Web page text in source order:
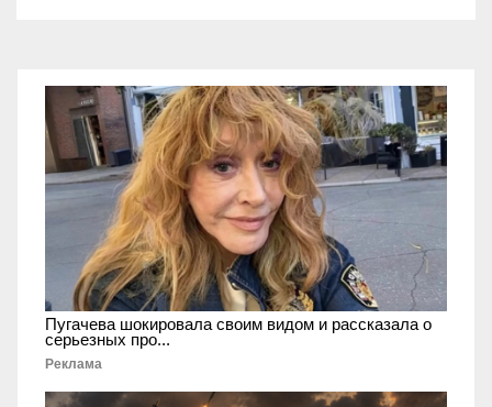
Пугачева шокировала своим видом и рассказала о
серьезных про...
Реклама